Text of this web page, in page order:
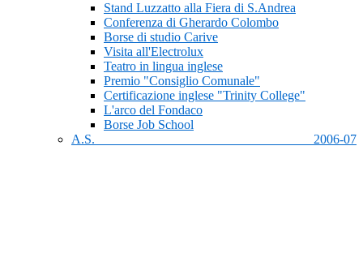
Stand Luzzatto alla Fiera di S.Andrea
Conferenza di Gherardo Colombo
Borse di studio Carive
Visita all'Electrolux
Teatro in lingua inglese
Premio "Consiglio Comunale"
Certificazione inglese "Trinity College"
L'arco del Fondaco
Borse Job School
A.S. 2006-07